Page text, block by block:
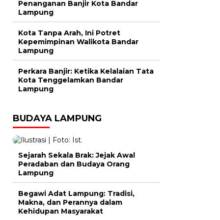
Penanganan Banjir Kota Bandar
Lampung
Kota Tanpa Arah, Ini Potret
Kepemimpinan Walikota Bandar
Lampung
Perkara Banjir: Ketika Kelalaian Tata
Kota Tenggelamkan Bandar
Lampung
BUDAYA LAMPUNG
Sejarah Sekala Brak: Jejak Awal
Peradaban dan Budaya Orang
Lampung
Begawi Adat Lampung: Tradisi,
Makna, dan Perannya dalam
Kehidupan Masyarakat